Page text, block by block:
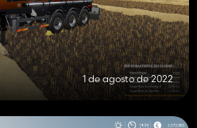
1 de agosto de 2022